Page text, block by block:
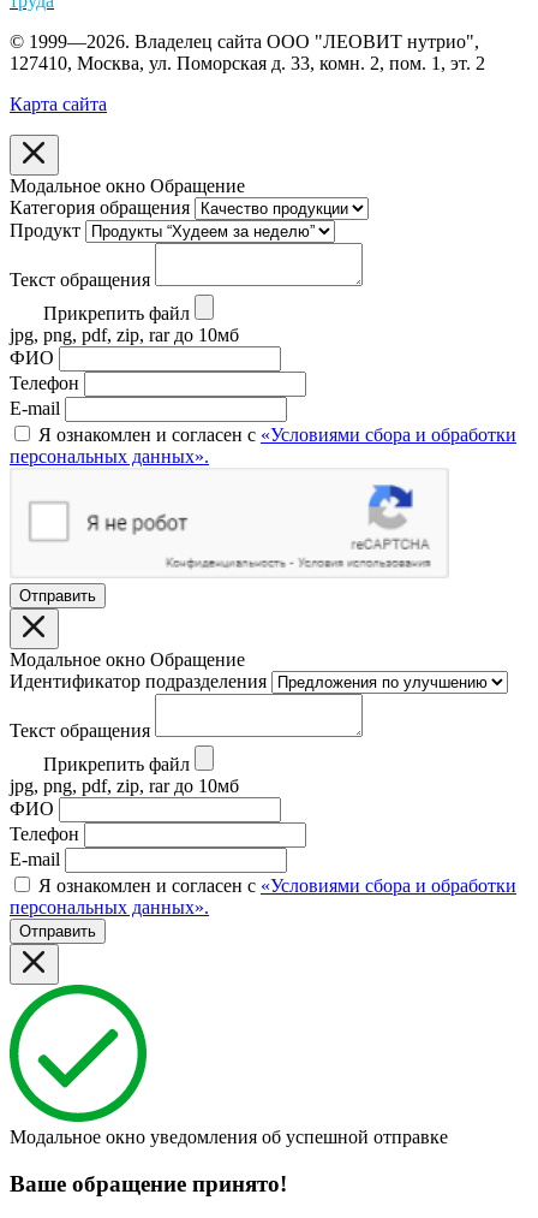
© 1999—2026. Владелец сайта ООО "ЛЕОВИТ нутрио",
127410, Москва, ул. Поморская д. 33, комн. 2, пом. 1, эт. 2
Карта сайта
Модальное окно Обращение
Категория обращения
Продукт
Текст обращения
Прикрепить файл
jpg, png, pdf, zip, rar до 10мб
ФИО
Телефон
E-mail
Я ознакомлен и согласен с «Условиями сбора и обработки
персональных данных».
Отправить
Модальное окно Обращение
Идентификатор подразделения
Текст обращения
Прикрепить файл
jpg, png, pdf, zip, rar до 10мб
ФИО
Телефон
E-mail
Я ознакомлен и согласен с «Условиями сбора и обработки
персональных данных».
Отправить
Модальное окно уведомления об успешной отправке
Ваше обращение принято!